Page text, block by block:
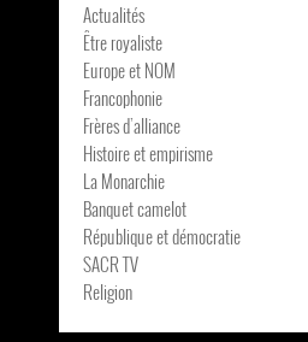
Actualités
Être royaliste
Europe et NOM
Francophonie
Frères d’alliance
Histoire et empirisme
La Monarchie
Banquet camelot
République et démocratie
SACR TV
Religion